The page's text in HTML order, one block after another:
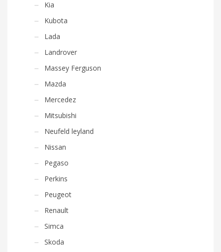
Kia
Kubota
Lada
Landrover
Massey Ferguson
Mazda
Mercedez
Mitsubishi
Neufeld leyland
Nissan
Pegaso
Perkins
Peugeot
Renault
Simca
Skoda